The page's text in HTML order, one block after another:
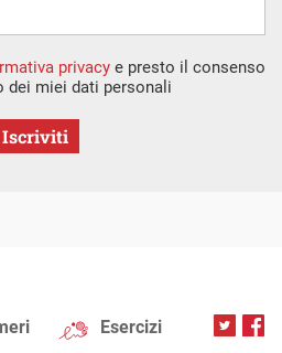
privacy e presto il consenso
dei miei dati personali
Iscriviti
Esercizi